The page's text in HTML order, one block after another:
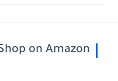
on Amazon